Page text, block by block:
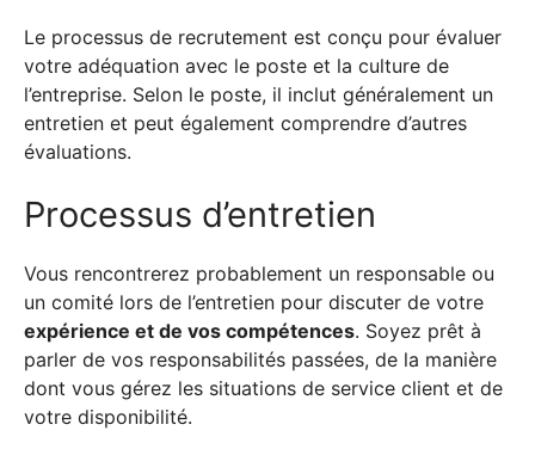
Le processus de recrutement est conçu pour évaluer
votre adéquation avec le poste et la culture de
l’entreprise. Selon le poste, il inclut généralement un
entretien et peut également comprendre d’autres
évaluations.
Processus d’entretien
Vous rencontrerez probablement un responsable ou
un comité lors de l’entretien pour discuter de votre
expérience et de vos compétences. Soyez prêt à
parler de vos responsabilités passées, de la manière
dont vous gérez les situations de service client et de
votre disponibilité.